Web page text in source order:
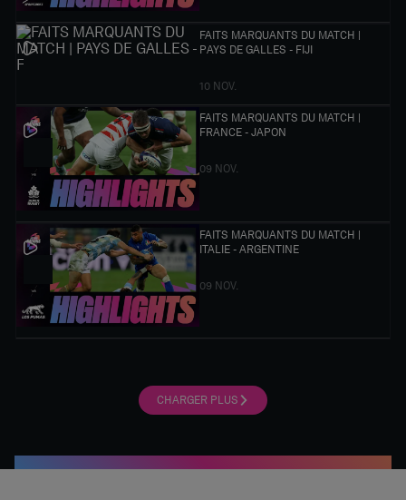
FAITS MARQUANTS DU MATCH |
PAYS DE GALLES - FIJI
10 NOV.
FAITS MARQUANTS DU MATCH |
FRANCE - JAPON
09 NOV.
FAITS MARQUANTS DU MATCH |
ITALIE - ARGENTINE
09 NOV.
CHARGER PLUS